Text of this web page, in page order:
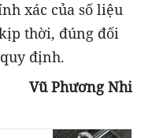
xác của số liệu
thời, đúng đối
định.
Vũ Phương Nhi